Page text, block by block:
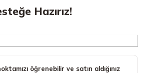
Hazırız!
öğrenebilir ve satın aldığınız